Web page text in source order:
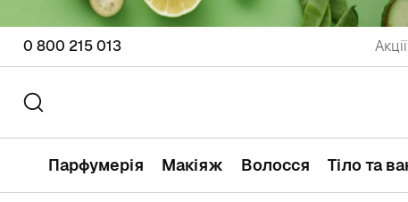
0 800 215 013 Акції
Парфумерія Макіяж Волосся Тіло та